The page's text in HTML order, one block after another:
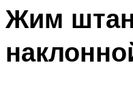
Жим